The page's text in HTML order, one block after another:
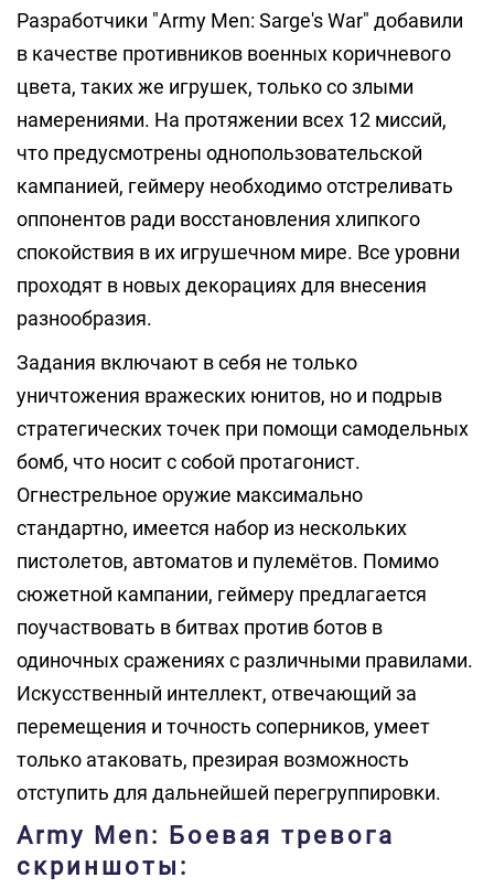
Разработчики "Army Men: Sarge's War" добавили
в качестве противников военных коричневого
цвета, таких же игрушек, только со злыми
намерениями. На протяжении всех 12 миссий,
что предусмотрены однопользовательской
кампанией, геймеру необходимо отстреливать
оппонентов ради восстановления хлипкого
спокойствия в их игрушечном мире. Все уровни
проходят в новых декорациях для внесения
разнообразия.
Задания включают в себя не только
уничтожения вражеских юнитов, но и подрыв
стратегических точек при помощи самодельных
бомб, что носит с собой протагонист.
Огнестрельное оружие максимально
стандартно, имеется набор из нескольких
пистолетов, автоматов и пулемётов. Помимо
сюжетной кампании, геймеру предлагается
поучаствовать в битвах против ботов в
одиночных сражениях с различными правилами.
Искусственный интеллект, отвечающий за
перемещения и точность соперников, умеет
только атаковать, презирая возможность
отступить для дальнейшей перегруппировки.
Army Men: Боевая тревога
скриншоты: